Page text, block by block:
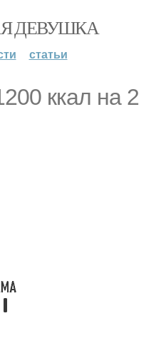
ДЕВУШКА
статьи
ккал на 2